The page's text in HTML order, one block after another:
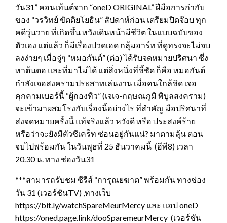
วัน31” คอนเท้นต์จาก “oneD ORIGINAL” ฝีมือการกำกับ
ของ “วรวิทย์ ขัตติยโยธิน” สัปดาห์ก่อน เตรียมปิดจ๊อบ ทุก
คดีวุ่นวาย ที่เกิดขึ้น หวังเดินหน้ามีชีวิต ในแบบฉบับของ
ตัวเอง แต่แล้ว ก็มีเรื่องปวดเฮด กลุ้มฮาร์ท ที่ดูทรงจะไม่จบ
ลงง่ายๆ เมื่อจู่ๆ “หมอกันต์” (ต่อ) ได้รับจดหมายปริศนา ซึ่ง
หาต้นตอ และที่มาไม่ได้ แต่สิ่งหนึ่งที่ชี้ชัด ก็คือ หมอกันต์
กำลังเจอสงครามประสาทเล่นงาน เมื่อคนใกล้ชิด เจอ
คุกคามเบอร์นี้ “ผู้กองทิว” (เจเจ-กฤษณภูมิ พิบูลสงคราม)
จะเข้ามาผสมโรงกับเรื่องนี้อย่างไร ที่สำคัญ มือปริศนาที่
ส่งจดหมายครั้งนี้ แท้จริงแล้ว หวังดี หรือ ประสงค์ร้าย
หรือว่าจะยังมีตัวซีเคร็ท ซ่อนอยู่กันแน่? มาตามลุ้น ตอน
จบไปพร้อมกัน ในวันพุธที่ 25 ธันวาคมนี้ (อีพี8) เวลา
20.30 น. ทาง ช่องวัน31
***สามารถรับชม ซีรีส์ “การุณยฆาต” พร้อมกัน ทางช่อง
วัน 31 (เวอร์ชันTV) ,ทางเว็บ
https://bit.ly/watchSpareMeurMercy และ แอป oneD
https://oned.page.link/dooSparemeurMercy (เวอร์ชัน